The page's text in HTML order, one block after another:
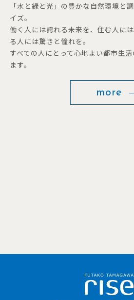
「水と緑と光」の豊かな自然環境と
イズ。
働く人には誇れる未来を、住む人に
る人には驚きと憧れを。
すべての人にとって心地よい都市生
ます。
more